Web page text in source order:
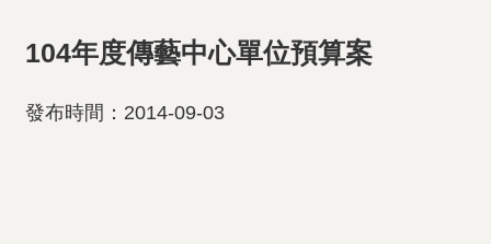
104年度傳藝中心單位預算案
發布時間：2014-09-03